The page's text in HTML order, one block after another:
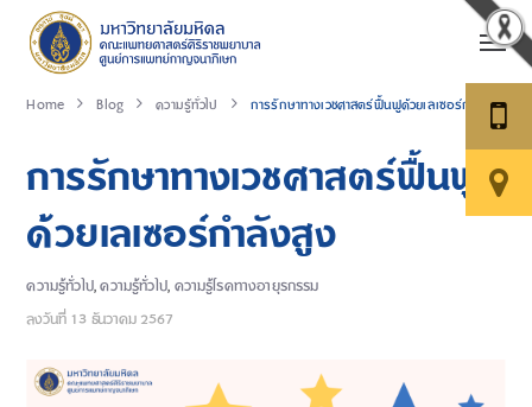
Home Blog ความรู้ทั่วไป การรักษาทางเวชศาสตร์ฟื้นฟูด้วยเลเซอร์กำลังสูง
การรักษาทางเวชศาสตร์ฟื้นฟู
ด้วยเลเซอร์กำลังสูง
ความรู้ทั่วไป,ความรู้ทั่วไป,ความรู้โรคทางอายุรกรรม
ลงวันที่ 13 ธันวาคม 2567